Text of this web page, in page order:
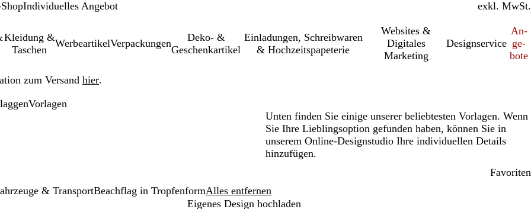
Individuelles Angebot inkl. MwSt.
exkl. MwSt.
Kleidung &
Taschen
WerbeartikelVerpackungen
Deko- &
Geschenkartikel
Einl­a­dung­en, Schreib­wa­ren
& Hochzeitspapeterie
Websites &
Digitales
Marketing
Designservice
An­­
ge­­
bo­­te
zum Versand hier.
Vorlagen
Unten finden Sie einige unserer beliebtesten Vorlagen. Wenn
Sie Ihre Lieblingsoption gefunden haben, können Sie in
unserem Online-Designstudio Ihre individuellen Details
hinzufügen.
Favoriten
& TransportBeachflag in TropfenformAlles entfernen
Eigenes Design hochladen